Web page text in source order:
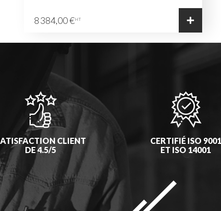
8 384,00 €HT
CLIENT
DE 4.5/5
CERTIFIÉ ISO 9001
ET ISO 14001